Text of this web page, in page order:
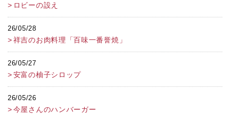
ロビーの設え
26/05/28
祥吉のお肉料理「百味一番誉焼」
26/05/27
安富の柚子シロップ
26/05/26
今屋さんのハンバーガー